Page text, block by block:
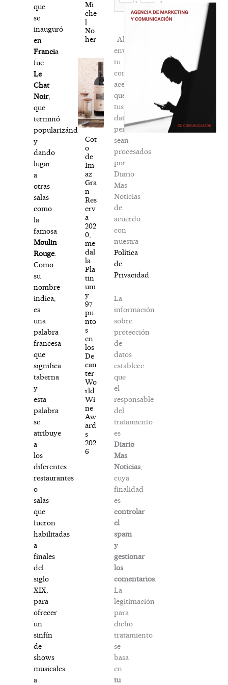
que
se
inauguró
en
Francia
fue
Le
Chat
Noir,
que
terminó
popularizándose
y
dando
lugar
a
otras
salas
como
la
famosa
Moulin
Rouge.
Como
su
nombre
indica,
es
una
palabra
francesa
que
significa
taberna
y
esta
palabra
se
atribuye
a
los
diferentes
restaurantes
o
salas
que
fueron
habilitadas
a
finales
del
siglo
XIX,
para
ofrecer
un
sinfín
de
shows
musicales
a
Mi
che
l
No
her
Cot
o
de
Im
az
Gra
n
Res
erv
a
202
0,
me
dal
la
Pla
tin
um
y
97
pu
nto
s
en
los
De
can
ter
Wo
rld
Wi
ne
Aw
ard
s
202
6
habitual
Al
enviar
tu
comentario,
aceptas
que
tus
datos
personales
sean
procesados
por
Diario
Mas
Noticias
de
acuerdo
con
nuestra
Política
de
Privacidad
La
información
sobre
protección
de
datos
establece
que
el
responsable
del
tratamiento
es
Diario
Mas
Noticias,
cuya
finalidad
es
controlar
el
spam
y
gestionar
los
comentarios.
La
legitimación
para
dicho
tratamiento
se
basa
en
tu